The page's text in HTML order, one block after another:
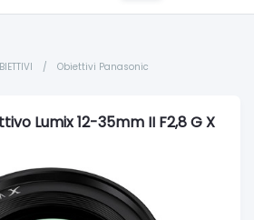
/ Obiettivi Panasonic
Lumix 12-35mm II F2,8 G X